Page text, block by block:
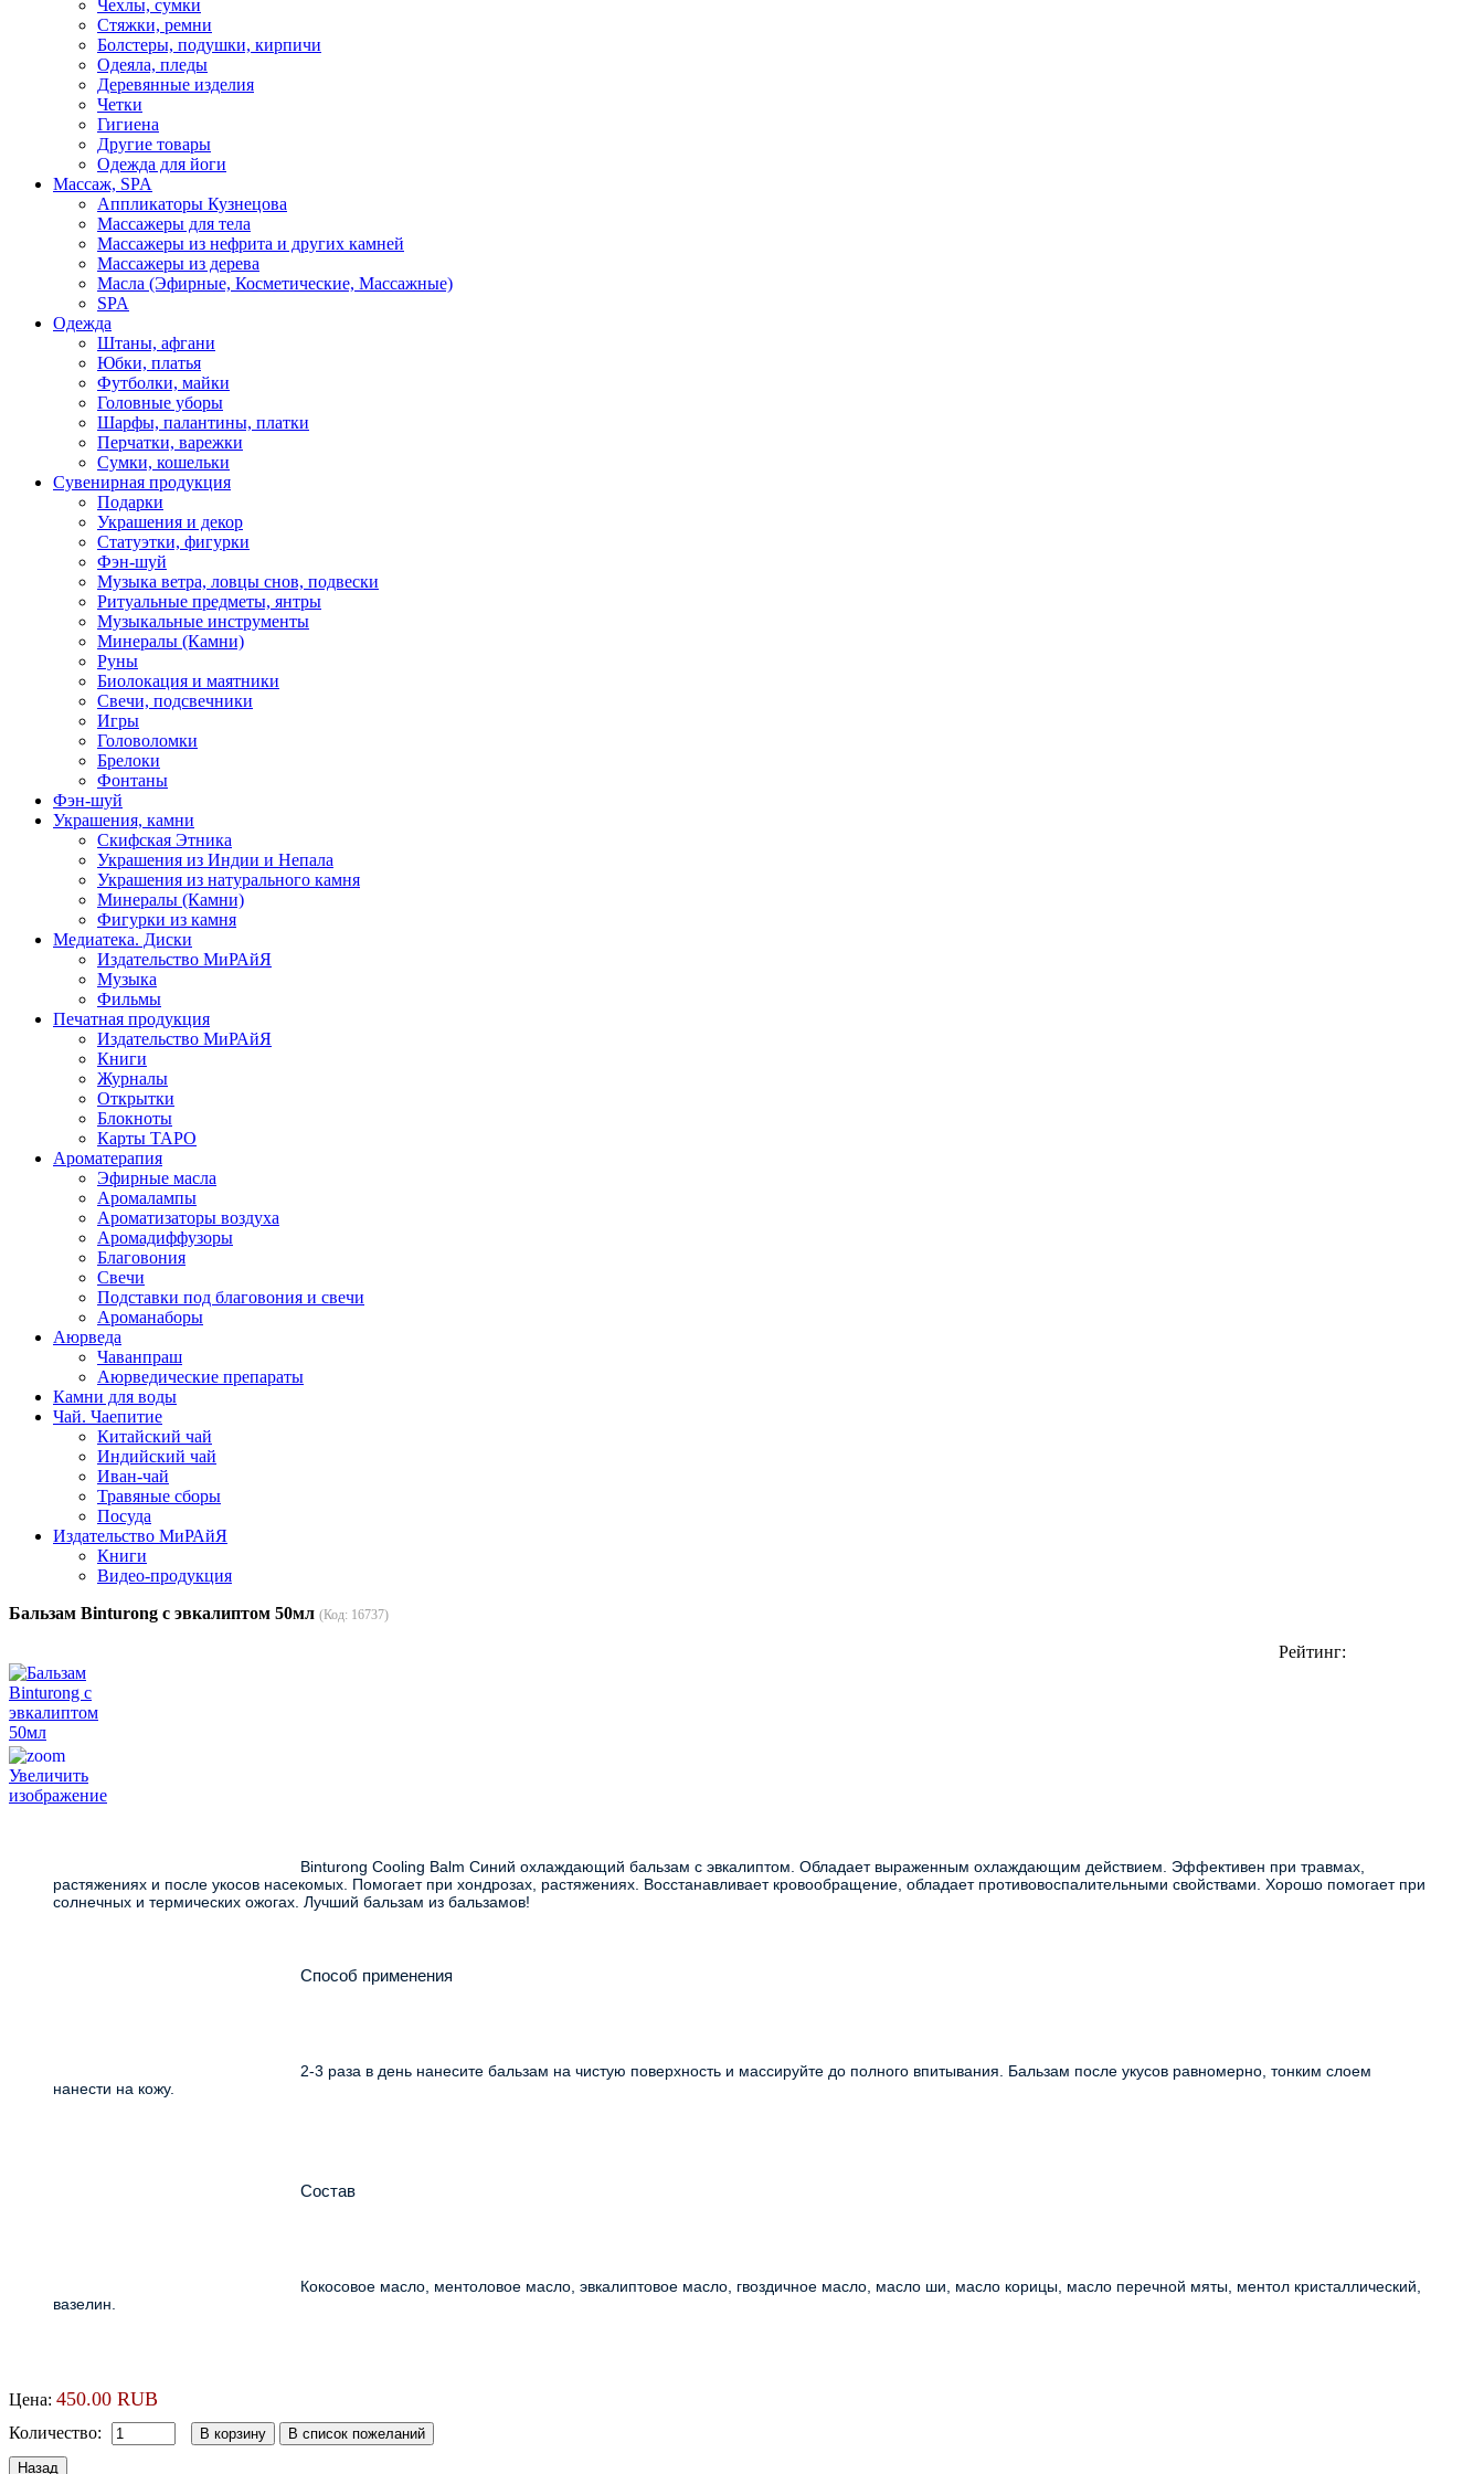
Чехлы, сумки
Стяжки, ремни
Болстеры, подушки, кирпичи
Одеяла, пледы
Деревянные изделия
Четки
Гигиена
Другие товары
Одежда для йоги
Массаж, SPA
Аппликаторы Кузнецова
Массажеры для тела
Массажеры из нефрита и других камней
Массажеры из дерева
Масла (Эфирные, Косметические, Массажные)
SPA
Одежда
Штаны, афгани
Юбки, платья
Футболки, майки
Головные уборы
Шарфы, палантины, платки
Перчатки, варежки
Сумки, кошельки
Сувенирная продукция
Подарки
Украшения и декор
Статуэтки, фигурки
Фэн-шуй
Музыка ветра, ловцы снов, подвески
Ритуальные предметы, янтры
Музыкальные инструменты
Минералы (Камни)
Руны
Биолокация и маятники
Свечи, подсвечники
Игры
Головоломки
Брелоки
Фонтаны
Фэн-шуй
Украшения, камни
Скифская Этника
Украшения из Индии и Непала
Украшения из натурального камня
Минералы (Камни)
Фигурки из камня
Медиатека. Диски
Издательство МиРАйЯ
Музыка
Фильмы
Печатная продукция
Издательство МиРАйЯ
Книги
Журналы
Открытки
Блокноты
Карты ТАРО
Ароматерапия
Эфирные масла
Аромалампы
Ароматизаторы воздуха
Аромадиффузоры
Благовония
Свечи
Подставки под благовония и свечи
Ароманаборы
Аюрведа
Чаванпраш
Аюрведические препараты
Камни для воды
Чай. Чаепитие
Китайский чай
Индийский чай
Иван-чай
Травяные сборы
Посуда
Издательство МиРАйЯ
Книги
Видео-продукция
Бальзам Binturong с эвкалиптом 50мл (Код: 16737)
Рейтинг:
Увеличить
изображение
растяжениях и после укосов насекомых. Помогает при хондрозах, растяжениях. Восстанавливает кровообращение, обладает противовоспалительными свойствами. Хорошо помогает при
солнечных и термических ожогах. Лучший бальзам из бальзамов!
							Способ применения
нанести на кожу.
							Состав
вазелин.
Цена: 450.00 RUB
Количество: